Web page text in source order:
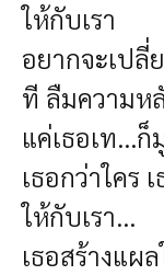
ให้กับเรา
อยากจะเปลี่
ที ลืมความห
แค่เธอเท...
เธอกว่าใคร
ให้กับเรา...
เธอสร้างแผล